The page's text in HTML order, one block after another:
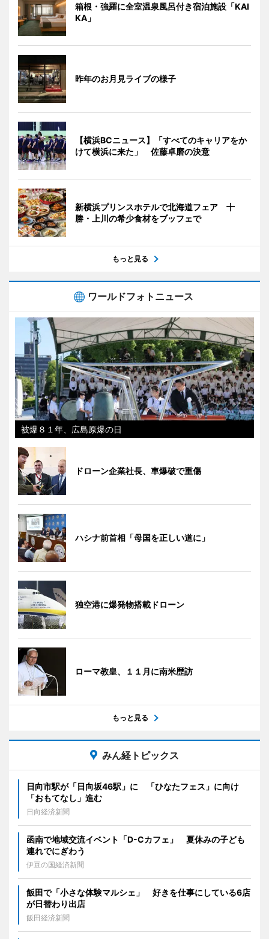
箱根・強羅に全室温泉風呂付き宿泊施設「KAI
KA」
昨年のお月見ライブの様子
【横浜BCニュース】「すべてのキャリアをか
けて横浜に来た」 佐藤卓磨の決意
新横浜プリンスホテルで北海道フェア 十
勝・上川の希少食材をブッフェで
もっと見る
ワールドフォトニュース
被爆８１年、広島原爆の日
ドローン企業社長、車爆破で重傷
ハシナ前首相「母国を正しい道に」
独空港に爆発物搭載ドローン
ローマ教皇、１１月に南米歴訪
もっと見る
みん経トピックス
日向市駅が「日向坂46駅」に 「ひなたフェス」に向け
「おもてなし」進む
日向経済新聞
函南で地域交流イベント「D-Cカフェ」 夏休みの子ども
連れでにぎわう
伊豆の国経済新聞
飯田で「小さな体験マルシェ」 好きを仕事にしている6店
が日替わり出店
飯田経済新聞